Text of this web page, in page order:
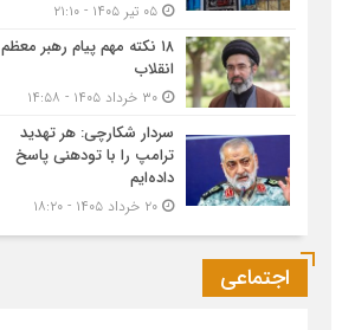
۱۸ نکته مهم پیام رهبر معظم
انقلاب
سردار شکارچی: هر تهدید
ترامپ را با تودهنی پاسخ
داده‌ایم
اجتماعی